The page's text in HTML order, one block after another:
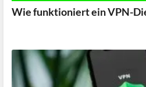
Wie funktioniert ein VPN-